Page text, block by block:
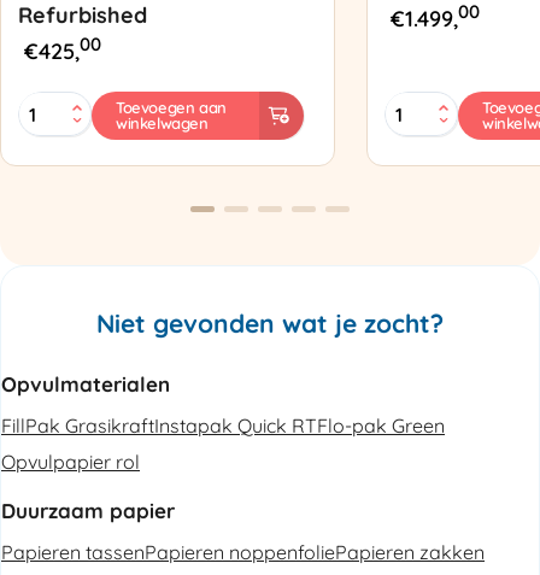
Refurbished
€425,00
MINI
PAK'R
Refurbished
Toevoegen aan
winkelwagen
€1.499,00
Zapak
ZP97
aantal
Niet gevonden wat je zocht?
Opvulmaterialen
FillPak GrasikraftInstapak Quick RTFlo-pak Green
Opvulpapier rol
Duurzaam papier
Papieren tassenPapieren noppenfoliePapieren zakken